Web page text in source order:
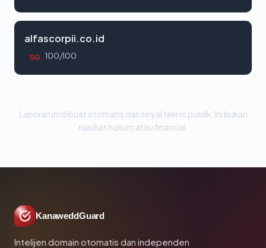
alfascorpii.co.id
SG 100/100
Laporan ini dibuat otomatis dari sinyal teknis publik. Ini bukan
nasihat hukum atau finansial.
KanaweddGuard
Intelijen domain otomatis dan independen